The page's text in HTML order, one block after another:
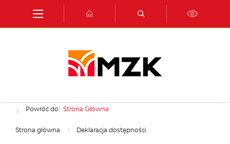
Przejdź do wyszukiwarki.
Przejdź do ustawień wielkości czcionki.
Włącz wersję kontrastową strony.
Powróć do: Strona Główna
Strona główna Deklaracja dostępności